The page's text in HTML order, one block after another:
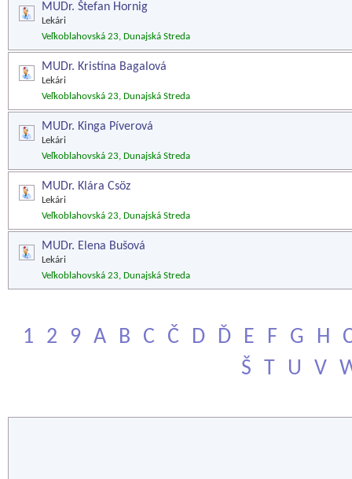
MUDr. Štefan Hornig
Lekári
Veľkoblahovská 23, Dunajská Streda
MUDr. Kristína Bagalová
Lekári
Veľkoblahovská 23, Dunajská Streda
MUDr. Kinga Píverová
Lekári
Veľkoblahovská 23, Dunajská Streda
MUDr. Klára Csöz
Lekári
Veľkoblahovská 23, Dunajská Streda
MUDr. Elena Bušová
Lekári
Veľkoblahovská 23, Dunajská Streda
1 2 9 A B C Č D Ď E F G H
Š
T U V